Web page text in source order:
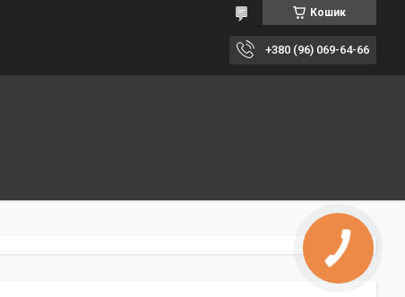
Кошик
+380 (96) 069-64-66